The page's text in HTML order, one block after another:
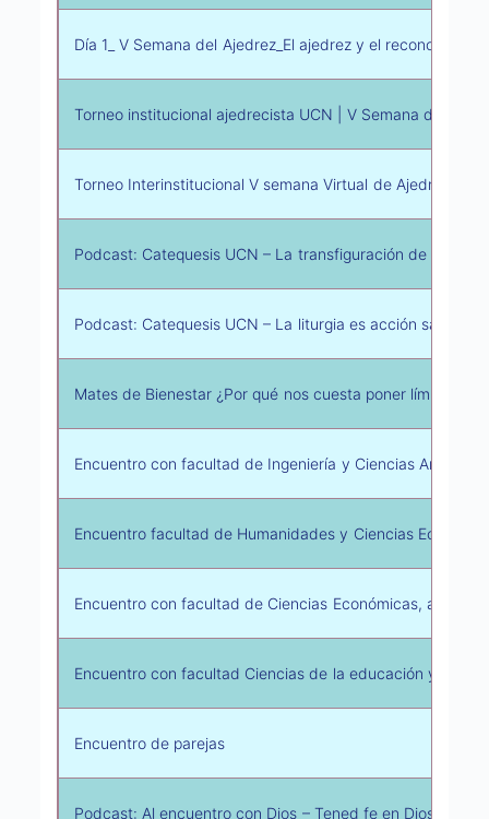
Día 1_ V Semana del Ajedrez_El ajedrez y el
Torneo institucional ajedrecista UCN | V Semana del
Torneo Interinstitucional V semana Virtual de Ajedrez UCN
Podcast: Catequesis UCN – La transfiguración de Jesús
Podcast: Catequesis UCN – La liturgia es acción sagrada
Mates de Bienestar ¿Por qué nos cuesta poner límites?
Encuentro con facultad de Ingeniería y Ciencias
Encuentro facultad de Humanidades y Ciencias
Encuentro con facultad de Ciencias Económicas,
Encuentro con facultad Ciencias de la educación y
Encuentro de parejas
Podcast: Al encuentro con Dios – Tened fe en Dios